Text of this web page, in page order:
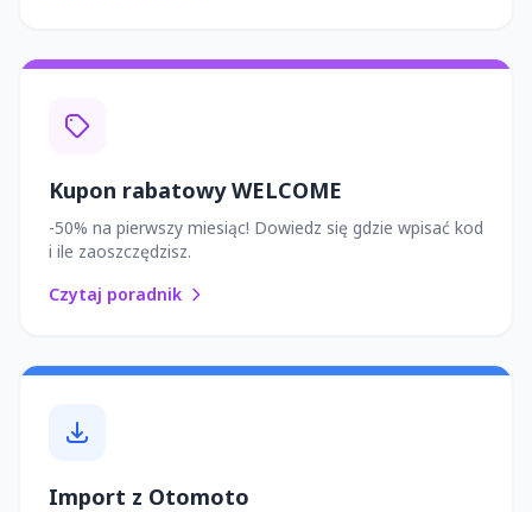
Kupon rabatowy WELCOME
-50% na pierwszy miesiąc! Dowiedz się gdzie wpisać kod
i ile zaoszczędzisz.
Czytaj poradnik
Import z Otomoto